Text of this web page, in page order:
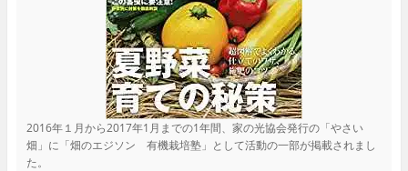
2016年１月から2017年1月までの1年間、家の光協会発行の「やさい
畑」に「畑のエジソン 有機栽培塾」として活動の一部が掲載されまし
た。